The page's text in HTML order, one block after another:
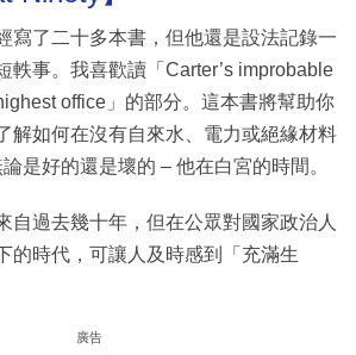
寫了二十多本書，但他還是設法記錄一
軼事。我喜歡讀「Carter’s improbable
office」的部分。這本書將幫助你
解如何在沒有自來水、電力或絕緣材料
是好的還是壞的 – 他在白宮的時間。
自過去幾十年，但在公眾對國家政治人
的時代，可讓人及時感到「充滿生
廣告